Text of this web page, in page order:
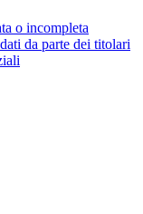
o incompleta
da parte dei titolari